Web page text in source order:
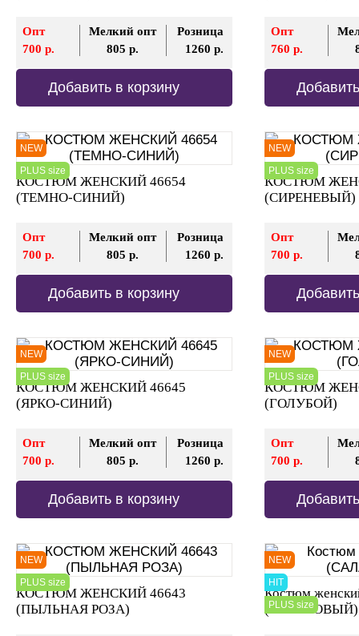
Опт
700 р.
Мелкий опт
805 р.
Розница
1260 р.
Добавить в корзину
Опт
760 р.
NEW
PLUS size
КОСТЮМ ЖЕНСКИЙ 46654
(ТЕМНО-СИНИЙ)
Опт
700 р.
Мелкий опт
805 р.
Розница
1260 р.
Добавить в корзину
NEW
PLUS size
КОСТЮМ
(СИРЕНЕВЫЙ)
Опт
700 р.
NEW
PLUS size
КОСТЮМ ЖЕНСКИЙ 46645
(ЯРКО-СИНИЙ)
Опт
700 р.
Мелкий опт
805 р.
Розница
1260 р.
Добавить в корзину
NEW
PLUS size
КОСТЮМ
(ГОЛУБОЙ)
Опт
700 р.
NEW
PLUS size
КОСТЮМ ЖЕНСКИЙ 46643
(ПЫЛЬНАЯ РОЗА)
NEW
HIT
PLUS size
Костюм
(САЛАТОВЫЙ)